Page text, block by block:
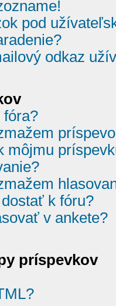
pod
odkaz
fóra?
môjmu
k fóru?
v ankete?
príspevkov